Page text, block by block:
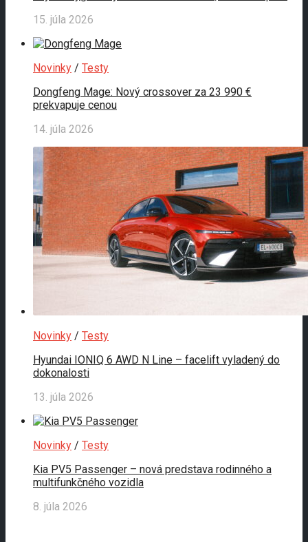
15. júla 2026
Novinky / Testy
Dongfeng Mage: Nový crossover za 23 990 €
prekvapuje cenou
14. júla 2026
Novinky / Testy
Hyundai IONIQ 6 AWD N Line – facelift vyladený do
dokonalosti
13. júla 2026
Novinky / Testy
Kia PV5 Passenger – nová predstava rodinného a
multifunkčného vozidla
8. júla 2026